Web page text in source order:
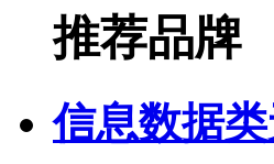
推荐品牌
信息数据